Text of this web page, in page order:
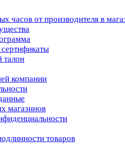
часов от производителя в
талон
компании
магазинов
товаров